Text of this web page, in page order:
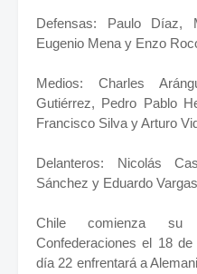
Defensas: Paulo Díaz,
Eugenio Mena y Enzo
Medios: Charles
Gutiérrez, Pedro Pablo
Francisco Silva y Arturo
Delanteros: Nicolás
Sánchez y Eduardo
Chile comienza su
Confederaciones el 18
día 22 enfrentará a